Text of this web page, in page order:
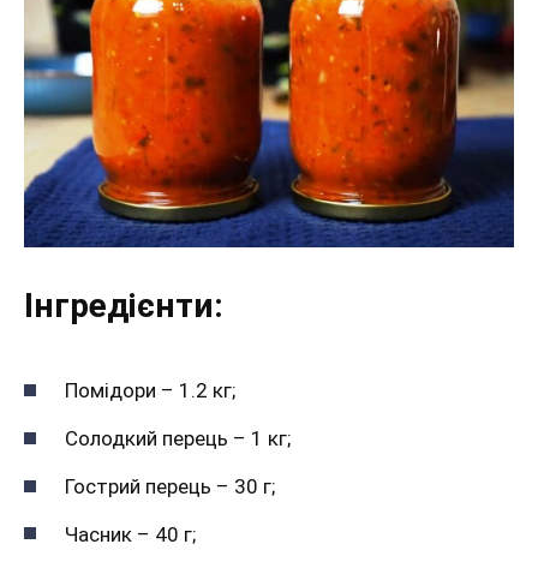
Інгредієнти:
Помідори – 1.2 кг;
Солодкий перець – 1 кг;
Гострий перець – 30 г;
Часник – 40 г;